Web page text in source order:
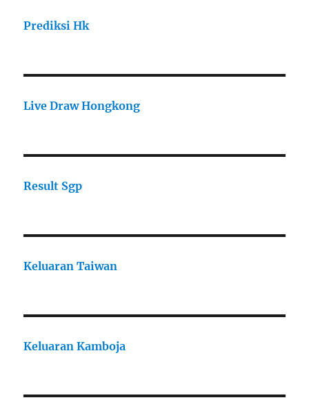
Prediksi Hk
Live Draw Hongkong
Result Sgp
Keluaran Taiwan
Keluaran Kamboja